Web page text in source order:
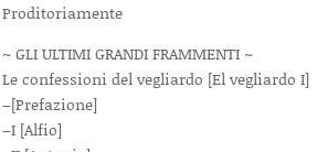
Proditoriamente
~ GLI ULTIMI GRANDI FRAMMENTI ~
Le confessioni del vegliardo [El vegliardo I]
–[Prefazione]
–I [Alfio]